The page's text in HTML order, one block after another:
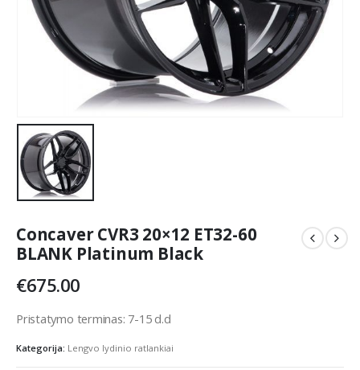
Concaver CVR3 20×12 ET32-60
BLANK Platinum Black
€675.00
Pristatymo terminas: 7-15 d.d
Kategorija: Lengvo lydinio ratlankiai